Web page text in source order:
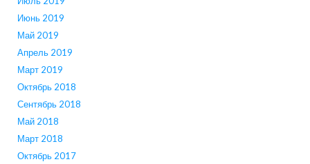
Июнь 2019
Май 2019
Апрель 2019
Март 2019
Октябрь 2018
Сентябрь 2018
Май 2018
Март 2018
Октябрь 2017